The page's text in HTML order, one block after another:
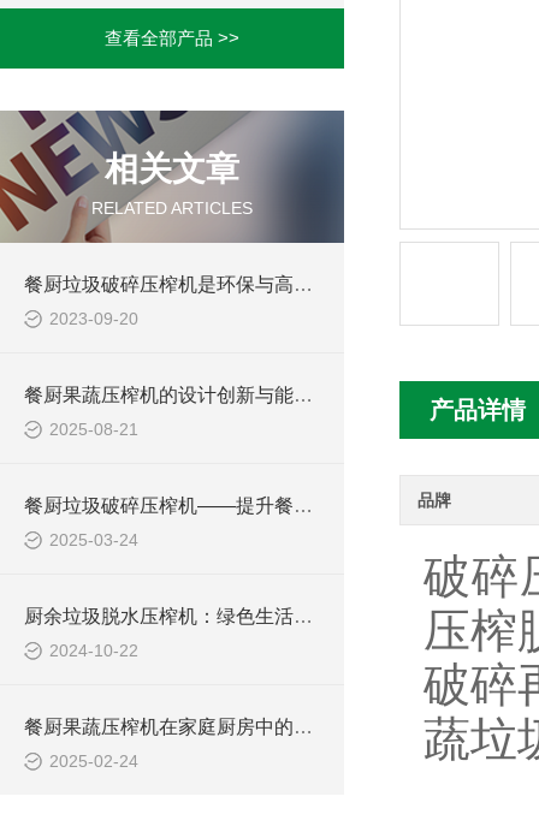
产品详情
品牌
破碎
压榨
破碎
蔬垃
查看全部产品 >>
相关文章
RELATED ARTICLES
餐厨垃圾破碎压榨机是环保与高效的厨余处理方式
2023-09-20
餐厨果蔬压榨机的设计创新与能效提升研究
2025-08-21
餐厨垃圾破碎压榨机——提升餐厨垃圾处理效率
2025-03-24
厨余垃圾脱水压榨机：绿色生活的创新实践
2024-10-22
餐厨果蔬压榨机在家庭厨房中的应用与便利性分析
2025-02-24